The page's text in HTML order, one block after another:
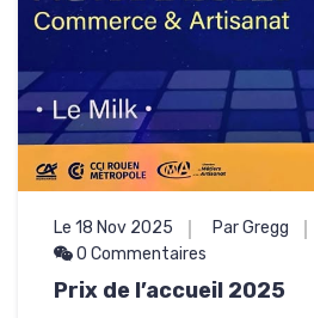
Le 18 Nov 2025 Par Gregg
0 Commentaires
Prix de l’accueil 2025